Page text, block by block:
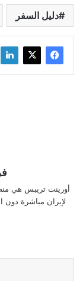
دليل السفر
أورينت تريبس هي
لإيران مباشرة دون